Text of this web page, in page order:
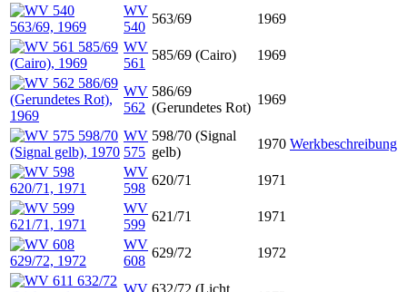
WV
540
563/69
1969
WV
561
585/69 (Cairo) 1969
WV
562
586/69
(Gerundetes Rot)
1969
WV
575
598/70 (Signal
gelb)
1970 Werkbeschreibung
WV
598
620/71
1971
WV
599
621/71
1971
WV
608
629/72 1972
WV 632/72 (Licht